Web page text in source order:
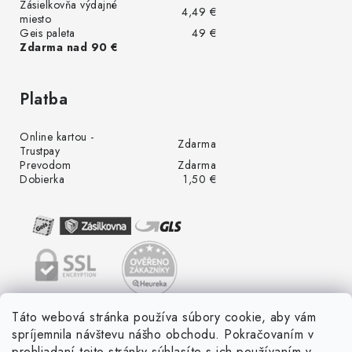
Táto webová stránka používa súbory cookie, aby vám
spríjemnila návštevu nášho obchodu. Pokračovaním v
Zásielkovňa výdajné
miesto
4,49 €
Geis paleta
49 €
Zdarma nad 90 €
Platba
Online kartou -
Trustpay
Zdarma
Prevodom
Zdarma
Dobierka
1,50 €